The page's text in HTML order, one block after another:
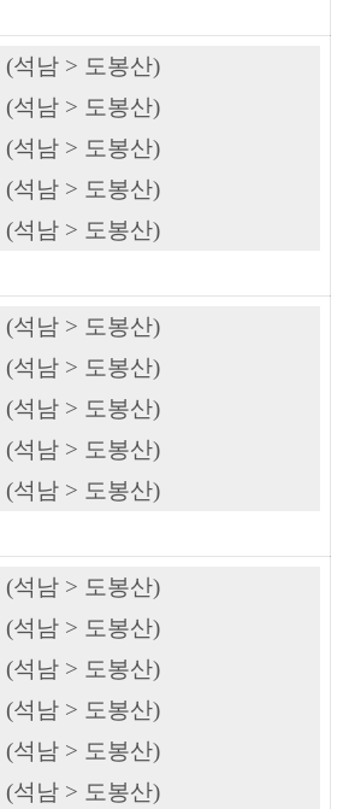
(석남 > 도봉산)
(석남 > 도봉산)
(석남 > 도봉산)
(석남 > 도봉산)
(석남 > 도봉산)
(석남 > 도봉산)
(석남 > 도봉산)
(석남 > 도봉산)
(석남 > 도봉산)
(석남 > 도봉산)
(석남 > 도봉산)
(석남 > 도봉산)
(석남 > 도봉산)
(석남 > 도봉산)
(석남 > 도봉산)
(석남 > 도봉산)